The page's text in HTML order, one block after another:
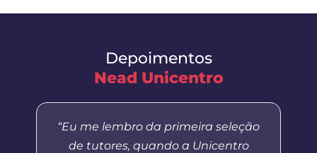
Depoimentos
Nead Unicentro
“Eu me lembro da primeira seleção
de tutores, quando a Unicentro